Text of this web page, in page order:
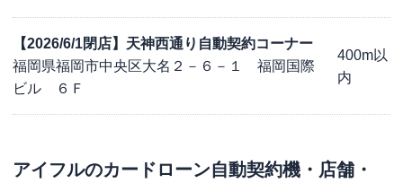
【2026/6/1閉店】天神西通り自動契約コーナー
福岡県福岡市中央区大名２－６－１ 福岡国際
ビル ６Ｆ
400m以
内
アイフルのカードローン自動契約機・店舗・